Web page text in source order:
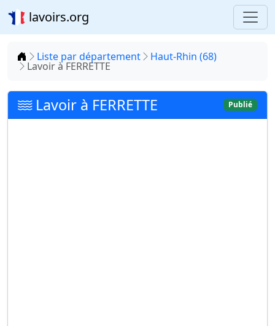
lavoirs.org
Accueil
Liste par département Haut-Rhin (68)
Lavoir à FERRETTE
Lavoir à FERRETTE Publié